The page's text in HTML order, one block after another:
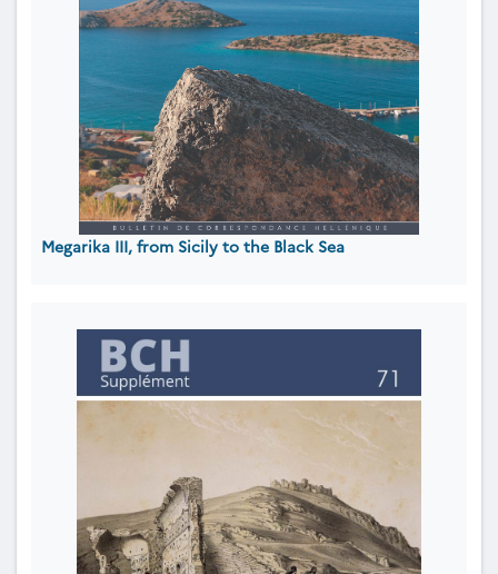
Megarika III, from Sicily to the Black Sea